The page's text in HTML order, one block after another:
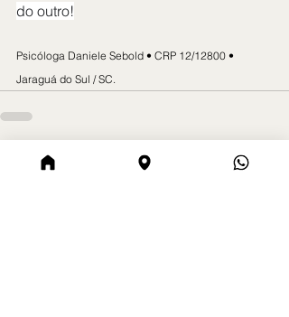
do outro!
Psicóloga Daniele Sebold • CRP 12/12800 •
Jaraguá do Sul / SC.
Posts Relacionados Ver tudo